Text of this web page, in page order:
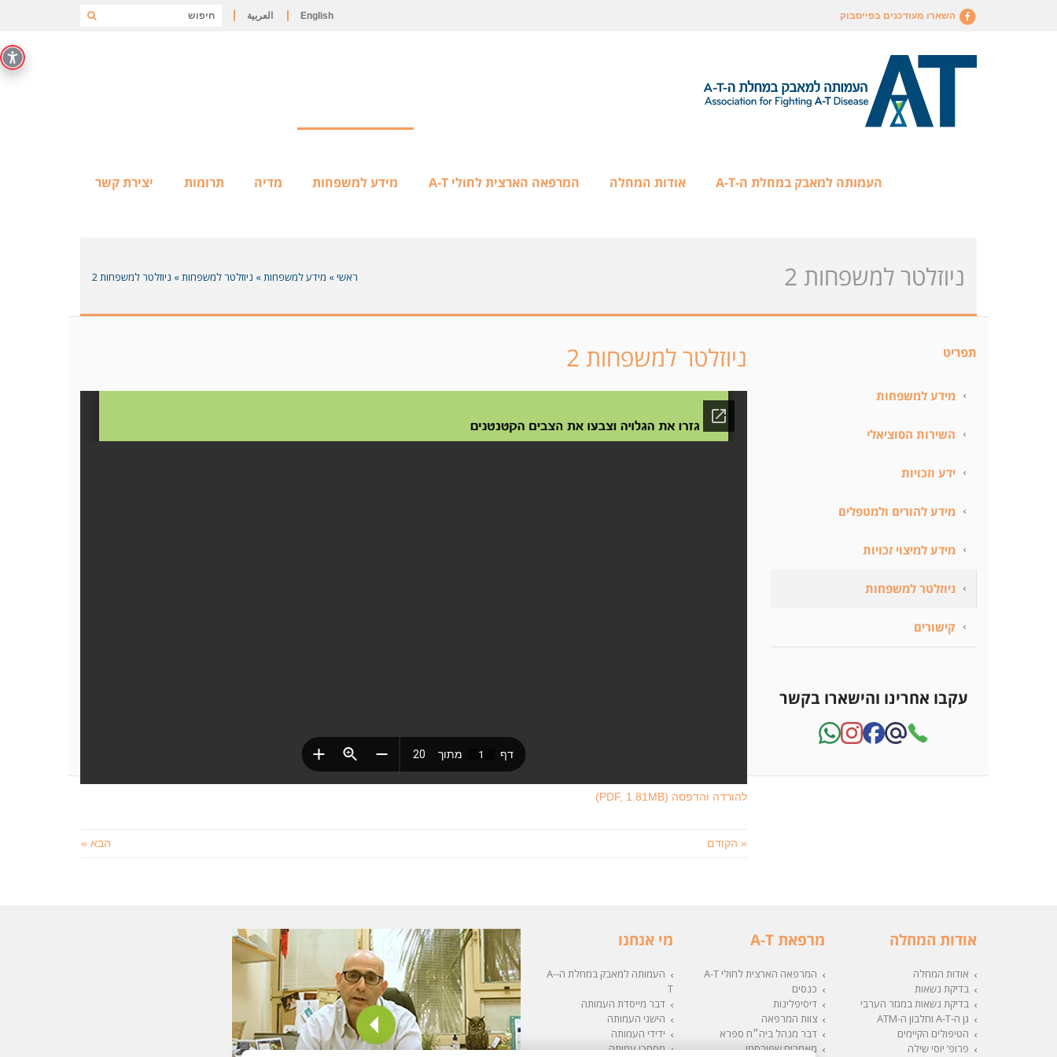
השארו מעודכנים בפייסבוק English العربية
העמותה למאבק במחלת ה-A-T אודות המחלה המרפאה הארצית לחולי A-T מידע למשפחות מדיה תרומות יצירת קשר
ניוזלטר למשפחות 2 ראשי» מידע למשפחות» ניוזלטר למשפחות» ניוזלטר למשפחות 2
ניוזלטר למשפחות 2
להורדה והדפסה (PDF, 1.81MB)
« הקודם הבא »
תפריט
מידע למשפחות
השירות הסוציאלי
ידע וזכויות
מידע להורים ולמטפלים
מידע למיצוי זכויות
ניוזלטר למשפחות
קישורים
עקבו אחרינו והישארו בקשר
אודות המחלה
אודות המחלה
בדיקת נשאות
בדיקת נשאות במגזר הערבי
גן ה-A-T וחלבון ה-ATM
הטיפולים הקיימים
פרופ’ יוסי שילה
מרפאת A-T
המרפאה הארצית לחולי A-T
כנסים
דיסיפלינות
צוות המרפאה
דבר מנהל ביה״ח ספרא
מאמרים שפורסמו
מי אנחנו
העמותה למאבק במחלת ה-A-
T
דבר מייסדת העמותה
הישגי העמותה
ידידי העמותה
מסמכי עמותה